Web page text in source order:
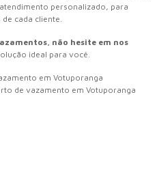
personalizado, para
cada cliente.
não hesite em nos
ideal para você.
em Votuporanga
de vazamento em Votuporanga